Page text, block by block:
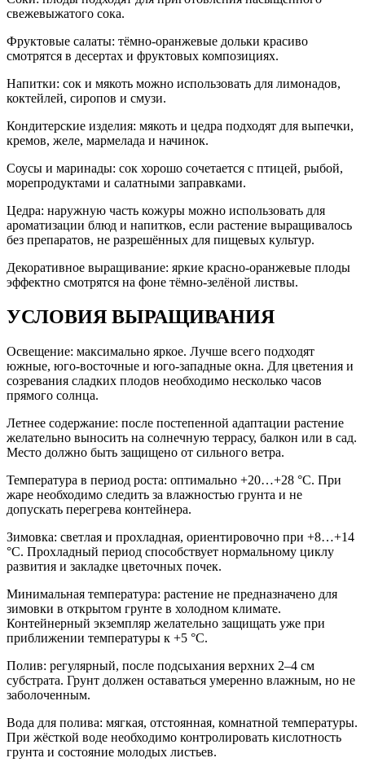
свежевыжатого сока.
Фруктовые салаты: тёмно-оранжевые дольки красиво
смотрятся в десертах и фруктовых композициях.
Напитки: сок и мякоть можно использовать для лимонадов,
коктейлей, сиропов и смузи.
Кондитерские изделия: мякоть и цедра подходят для выпечки,
кремов, желе, мармелада и начинок.
Соусы и маринады: сок хорошо сочетается с птицей, рыбой,
морепродуктами и салатными заправками.
Цедра: наружную часть кожуры можно использовать для
ароматизации блюд и напитков, если растение выращивалось
без препаратов, не разрешённых для пищевых культур.
Декоративное выращивание: яркие красно-оранжевые плоды
эффектно смотрятся на фоне тёмно-зелёной листвы.
УСЛОВИЯ ВЫРАЩИВАНИЯ
Освещение: максимально яркое. Лучше всего подходят
южные, юго-восточные и юго-западные окна. Для цветения и
созревания сладких плодов необходимо несколько часов
прямого солнца.
Летнее содержание: после постепенной адаптации растение
желательно выносить на солнечную террасу, балкон или в сад.
Место должно быть защищено от сильного ветра.
Температура в период роста: оптимально +20…+28 °C. При
жаре необходимо следить за влажностью грунта и не
допускать перегрева контейнера.
Зимовка: светлая и прохладная, ориентировочно при +8…+14
°C. Прохладный период способствует нормальному циклу
развития и закладке цветочных почек.
Минимальная температура: растение не предназначено для
зимовки в открытом грунте в холодном климате.
Контейнерный экземпляр желательно защищать уже при
приближении температуры к +5 °C.
Полив: регулярный, после подсыхания верхних 2–4 см
субстрата. Грунт должен оставаться умеренно влажным, но не
заболоченным.
Вода для полива: мягкая, отстоянная, комнатной температуры.
При жёсткой воде необходимо контролировать кислотность
грунта и состояние молодых листьев.